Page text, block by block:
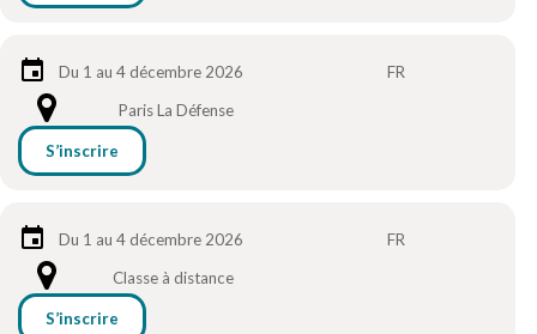
Du 1 au 4 décembre 2026
FR
Paris La Défense
S’inscrire
Du 1 au 4 décembre 2026
FR
Classe à distance
S’inscrire